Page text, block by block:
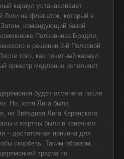
караул устанавливает
Лиги на флагшток, который в
Затем, командующий базой
Полковника Брэдли,
о решении 3-й Полковой
того, как почетный караул
оркестр медленно исполняет
будет отменена после
Но, хотя Лига была
не Звёздная Лига Керенского.
и жертвы были в конечном
– достаточная причина для
скорбеть. Таким образом,
траура по